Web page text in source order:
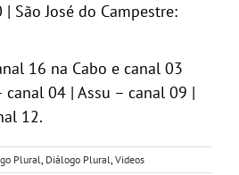
São José do Campestre:
16 na Cabo e canal 03
canal 04 | Assu – canal 09 |
12.
Plural, Diálogo Plural, Videos